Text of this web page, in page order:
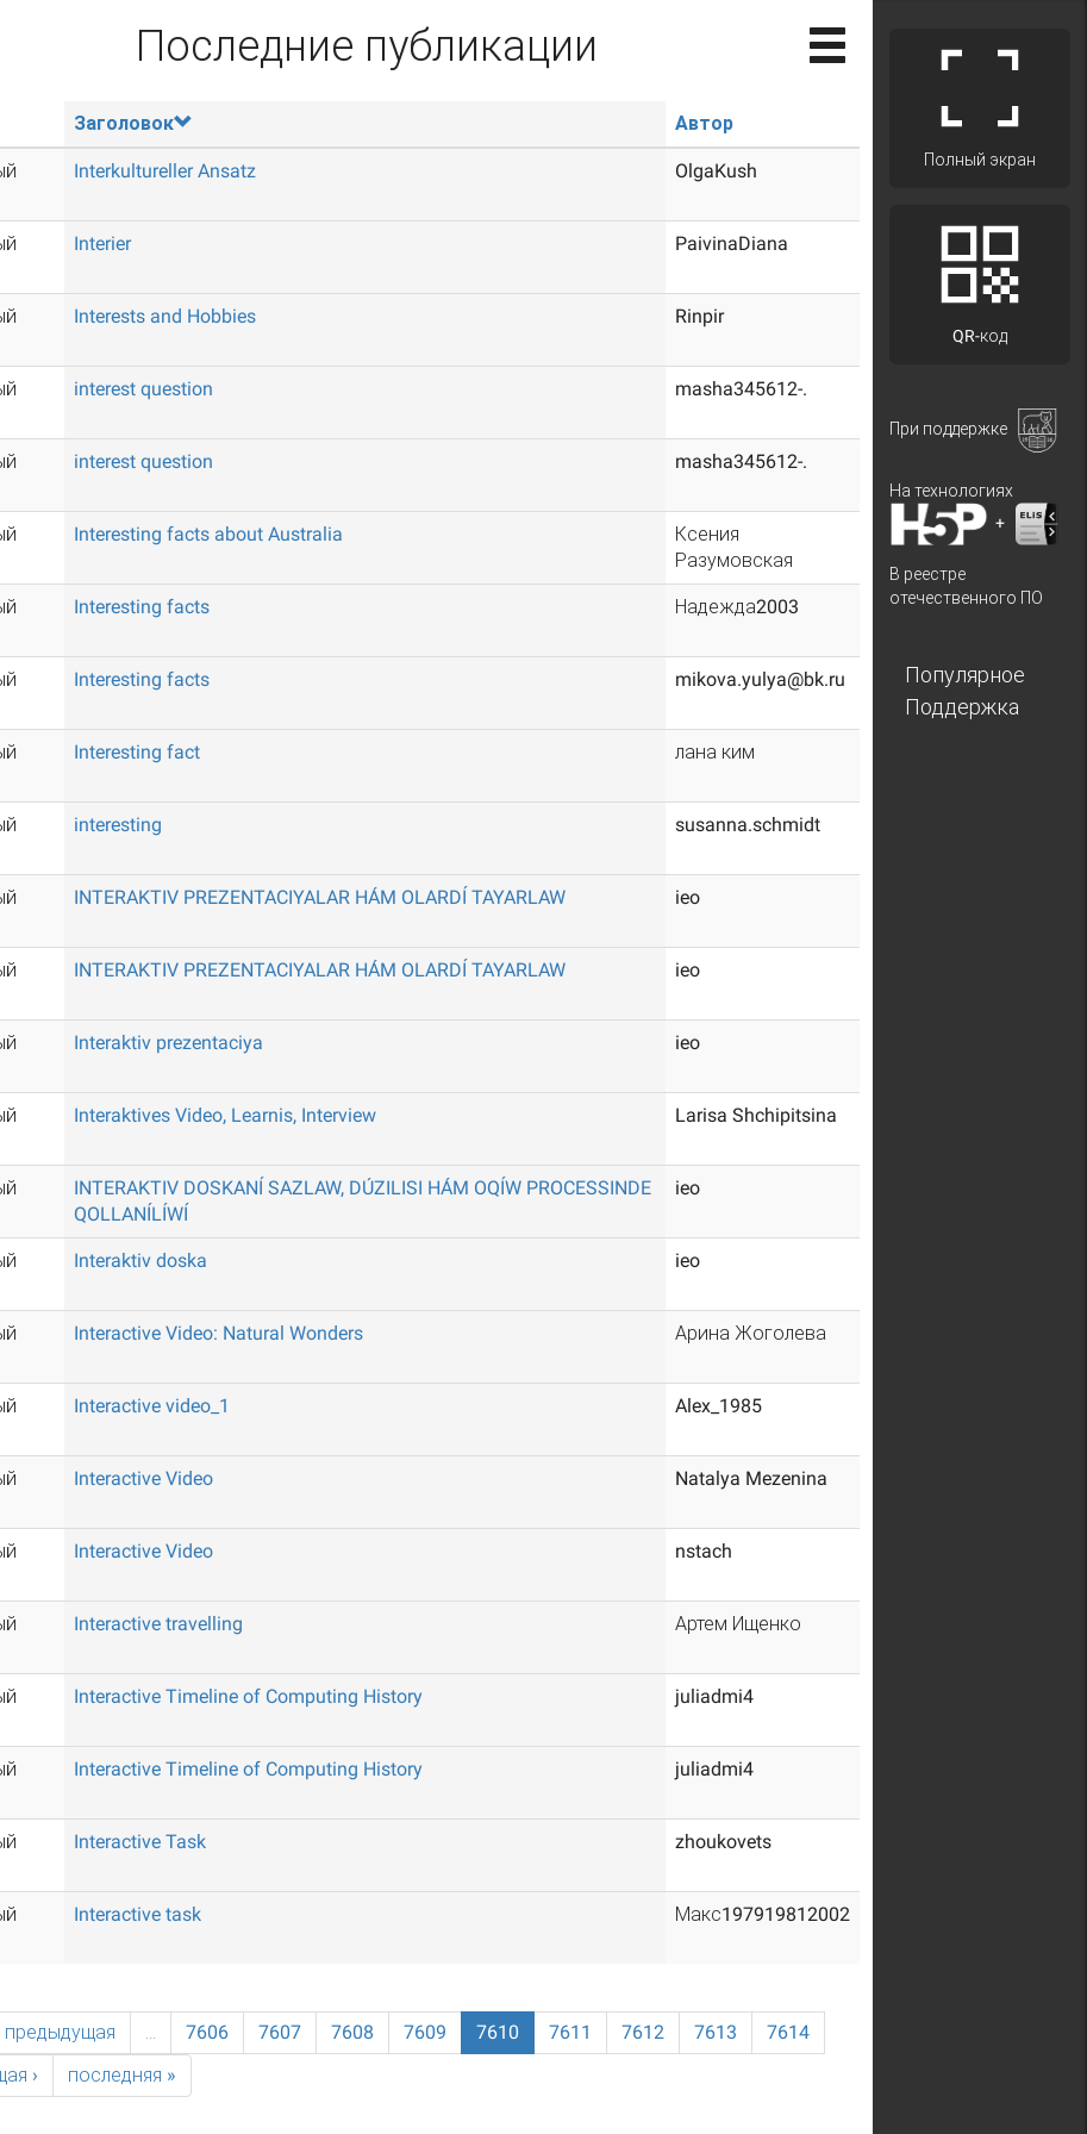
Последние публикации
Заголовок Автор
Interkultureller Ansatz OlgaKush
Interier PaivinaDiana
Interests and Hobbies Rinpir
interest question masha345612-.
interest question masha345612-.
Interesting facts about Australia
Ксения
Разумовская
Interesting facts Надежда2003
Interesting facts mikova.yulya@bk.ru
Interesting fact лана ким
interesting susanna.schmidt
INTERAKTIV PREZENTACIYALAR HÁM OLARDÍ TAYARLAW ieo
INTERAKTIV PREZENTACIYALAR HÁM OLARDÍ TAYARLAW ieo
Interaktiv prezentaciya ieo
Interaktives Video, Learnis, Interview Larisa Shchipitsina
INTERAKTIV DOSKANÍ SAZLAW, DÚZILISI HÁM OQÍW PROCESSINDE
QOLLANÍLÍWÍ
ieo
Interaktiv doska ieo
Interactive Video: Natural Wonders Арина Жоголева
Interactive video_1 Alex_1985
Interactive Video Natalya Mezenina
Interactive Video nstach
Interactive travelling Артем Ищенко
Interactive Timeline of Computing History juliadmi4
Interactive Timeline of Computing History juliadmi4
Interactive Task zhoukovets
Interactive task Макс197919812002
предыдущая … 7606 7607 7608 7609 7610 7611 7612 7613
7614
› последняя »
Полный экран
QR-код
При поддержке
На технологиях
+
В реестре
отечественного ПО
Популярное
Поддержка